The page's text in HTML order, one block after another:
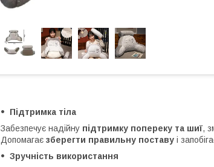
Підтримка тіла
Забезпечує надійну підтримку попереку та шиї,
Допомагає зберегти правильну поставу і
Зручність використання